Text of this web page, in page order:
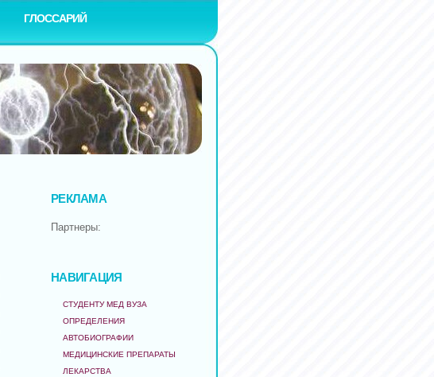
ГЛОССАРИЙ
РЕКЛАМА
Партнеры:
НАВИГАЦИЯ
СТУДЕНТУ МЕД ВУЗА
ОПРЕДЕЛЕНИЯ
АВТОБИОГРАФИИ
МЕДИЦИНСКИЕ ПРЕПАРАТЫ
ЛЕКАРСТВА